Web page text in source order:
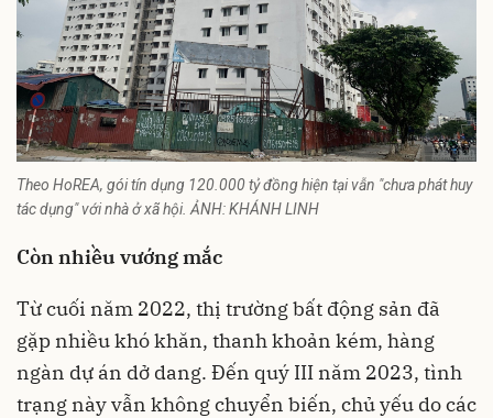
Theo HoREA, gói tín dụng 120.000 tỷ đồng hiện tại vẫn "chưa phát huy
tác dụng" với nhà ở xã hội. ẢNH: KHÁNH LINH
Còn nhiều vướng mắc
Từ cuối năm 2022, thị trường bất động sản đã
gặp nhiều khó khăn, thanh khoản kém, hàng
ngàn dự án dở dang. Đến quý III năm 2023, tình
trạng này vẫn không chuyển biến, chủ yếu do các